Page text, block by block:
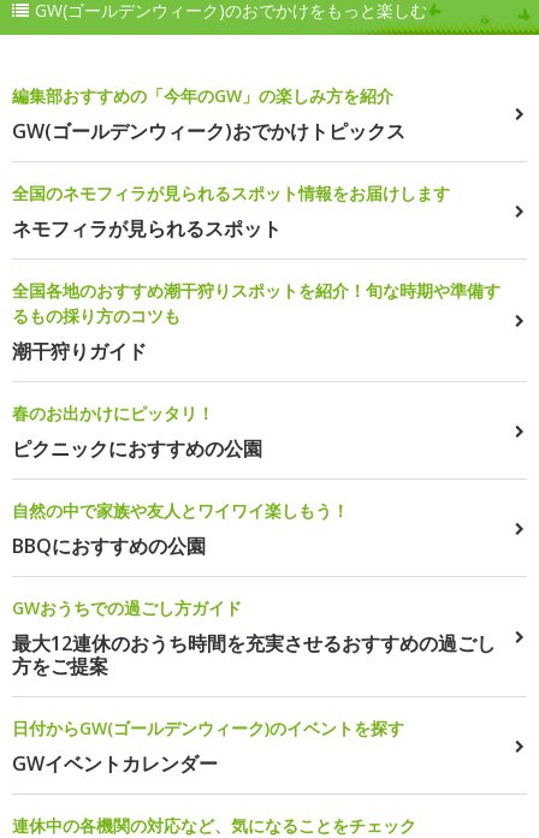
GW(ゴールデンウィーク)のおでかけをもっと楽しむ
編集部おすすめの「今年のGW」の楽しみ方を紹介
GW(ゴールデンウィーク)おでかけトピックス
全国のネモフィラが見られるスポット情報をお届けします
ネモフィラが見られるスポット
全国各地のおすすめ潮干狩りスポットを紹介！旬な時期や準備す
るもの採り方のコツも
潮干狩りガイド
春のお出かけにピッタリ！
ピクニックにおすすめの公園
自然の中で家族や友人とワイワイ楽しもう！
BBQにおすすめの公園
GWおうちでの過ごし方ガイド
最大12連休のおうち時間を充実させるおすすめの過ごし
方をご提案
日付からGW(ゴールデンウィーク)のイベントを探す
GWイベントカレンダー
連休中の各機関の対応など、気になることをチェック